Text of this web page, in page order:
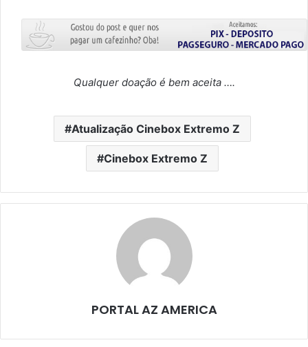
Qualquer doação é bem aceita ….
Atualização Cinebox Extremo Z
Cinebox Extremo Z
PORTAL AZ AMERICA